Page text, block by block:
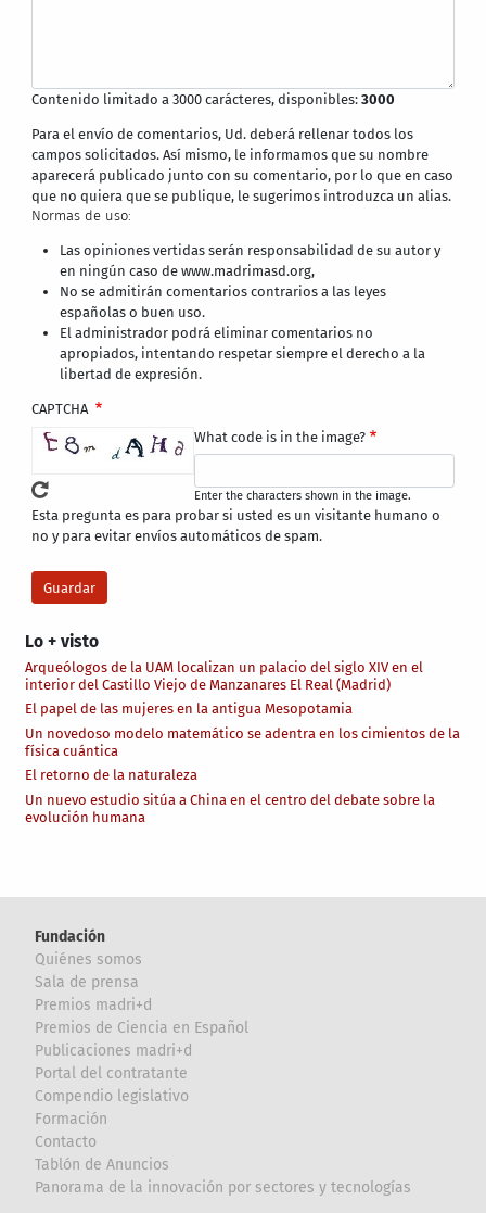
Lo + visto
Arqueólogos de la UAM localizan un palacio del siglo XIV en el
interior del Castillo Viejo de Manzanares El Real (Madrid)
El papel de las mujeres en la antigua Mesopotamia
Un novedoso modelo matemático se adentra en los cimientos de la
física cuántica
El retorno de la naturaleza
Un nuevo estudio sitúa a China en el centro del debate sobre la
evolución humana
Contenido limitado a 3000 carácteres, disponibles:3000
Para el envío de comentarios, Ud. deberá rellenar todos los
campos solicitados. Así mismo, le informamos que su nombre
aparecerá publicado junto con su comentario, por lo que en caso
que no quiera que se publique, le sugerimos introduzca un alias.
Normas de uso:
Las opiniones vertidas serán responsabilidad de su autor y
en ningún caso de www.madrimasd.org,
No se admitirán comentarios contrarios a las leyes
españolas o buen uso.
El administrador podrá eliminar comentarios no
apropiados, intentando respetar siempre el derecho a la
libertad de expresión.
CAPTCHA
What code is in the image?
Enter the characters shown in the image.
Esta pregunta es para probar si usted es un visitante humano o
no y para evitar envíos automáticos de spam.
Fundación
Quiénes somos
Sala de prensa
Premios madri+d
Premios de Ciencia en Español
Publicaciones madri+d
Portal del contratante
Compendio legislativo
Formación
Contacto
Tablón de Anuncios
Panorama de la innovación por sectores y tecnologías